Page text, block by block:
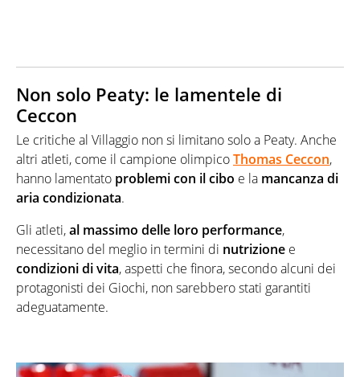
Non solo Peaty: le lamentele di
Ceccon
Le critiche al Villaggio non si limitano solo a Peaty. Anche
altri atleti, come il campione olimpicoThomas Ceccon,
hanno lamentato problemi con il cibo e la mancanza di
aria condizionata.
Gli atleti,al massimo delle loro performance,
necessitano del meglio in termini di nutrizione e
condizioni di vita, aspetti che finora, secondo alcuni dei
protagonisti dei Giochi, non sarebbero stati garantiti
adeguatamente.